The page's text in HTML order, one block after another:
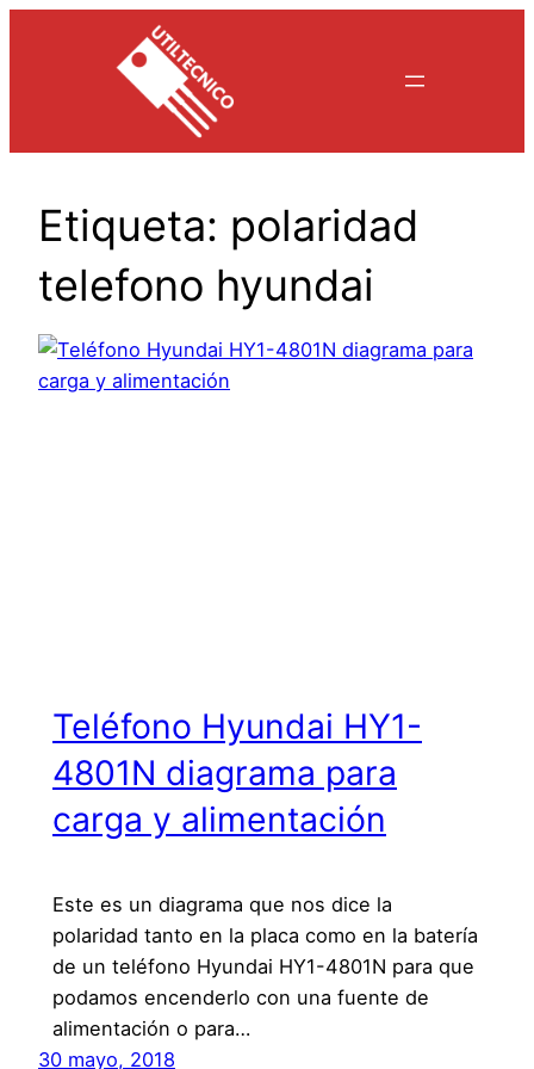
Etiqueta: polaridad
telefono hyundai
Teléfono Hyundai HY1-
4801N diagrama para
carga y alimentación
Este es un diagrama que nos dice la
polaridad tanto en la placa como en la batería
de un teléfono Hyundai HY1-4801N para que
podamos encenderlo con una fuente de
alimentación o para…
30 mayo, 2018